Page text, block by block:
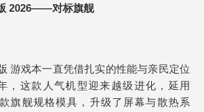
2026——对标旗舰
游戏本一直凭借扎实的性能与亲民定位
，这款人气机型迎来越级进化，延用
旗舰规格模具，升级了屏幕与散热系